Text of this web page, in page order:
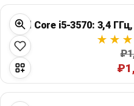
Intel Core i5-3570: 3,4